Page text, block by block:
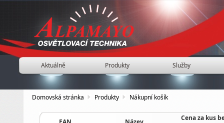
Aktuálně Produkty Služby
Domovská stránka Produkty Nákupní košík
Cena za kus